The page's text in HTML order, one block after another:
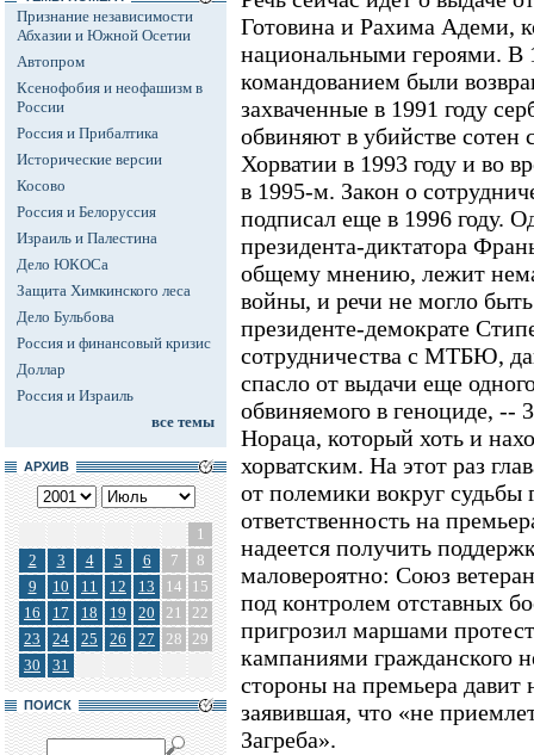
Признание независимости
Абхазии и Южной Осетии
Автопром
Ксенофобия и неофашизм в
России
Россия и Прибалтика
Исторические версии
Косово
Россия и Белоруссия
Израиль и Палестина
Дело ЮКОСа
Защита Химкинского леса
Дело Бульбова
Россия и финансовый кризис
Доллар
Россия и Израиль
все темы
АРХИВ
1
2
3 4 5 6 7
8
9
10 11 12 13 14
15
16
17 18 19 20 21
22
23
24 25 26 27 28 29
30
31
ПОИСК
Готовина и Рахима Адеми,
национальными героями. В
командованием были
захваченные в 1991 году
обвиняют в убийстве сотен
Хорватии в 1993 году и во
в 1995-м. Закон о
подписал еще в 1996 году.
президента-диктатора
общему мнению, лежит
войны, и речи не могло
президенте-демократе
сотрудничества с МТБЮ,
спасло от выдачи еще
обвиняемого в геноциде, --
Нораца, который хоть и
хорватским. На этот раз
от полемики вокруг судьбы
ответственность на
надеется получить
маловероятно: Союз
под контролем отставных
пригрозил маршами
кампаниями гражданского
стороны на премьера
заявившая, что «не
Загреба».